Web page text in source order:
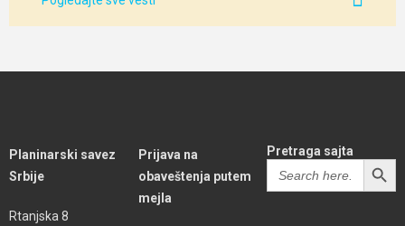
Planinarski savez
Srbije
Rtanjska 8
Prijava na
obaveštenja putem
mejla
Pretraga sajta
Search
for:
SEARCH